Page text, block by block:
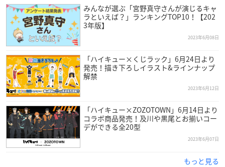
— 劇場版「ハイキュー!! FINAL」 (@animehaikyu_com)J
une 8, 2023
みんなが選ぶ「宮野真守さんが演じるキャ
ラといえば？」ランキングTOP10！【202
3年版】
2023年6月08日
「ハイキュー×くじラック」6月24日より
発売！描き下ろしイラスト&ラインナップ
解禁
2023年6月12日
「ハイキュー×ZOZOTOWN」6月14日より
コラボ商品発売！及川や黒尾とお揃いコー
デができる全20型
2023年6月07日
もっと見る